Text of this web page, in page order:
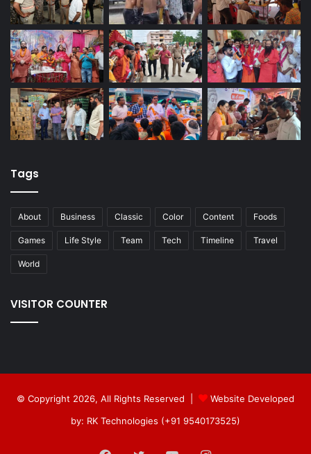
Tags
About Business Classic Color Content Foods
Games Life Style Team Tech Timeline Travel
World
VISITOR COUNTER
© Copyright 2026, All Rights Reserved |
Website Developed
by: RK Technologies (+91 9540173525)